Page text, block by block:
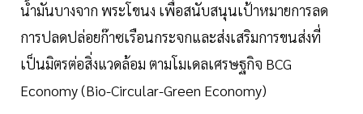
น้ำมันบางจาก พระโขนง เพื่อสนับสนุนเป้าหมายการลด
การปลดปล่อยก๊าซเรือนกระจกและส่งเสริมการขนส่งที่
เป็นมิตรต่อสิ่งแวดล้อม ตามโมเดลเศรษฐกิจ BCG
Economy (Bio-Circular-Green Economy)